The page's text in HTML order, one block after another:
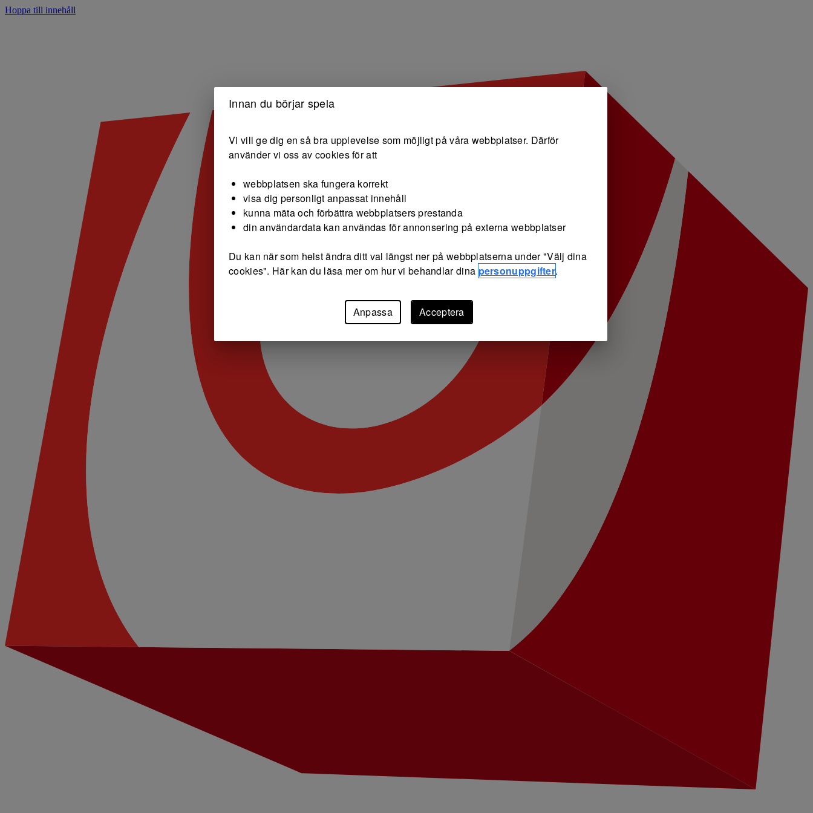
Hoppa till innehåll
Innan du börjar spela
Vi vill ge dig en så bra upplevelse som möjligt på våra webbplatser. Därför
använder vi oss av cookies för att
webbplatsen ska fungera korrekt
visa dig personligt anpassat innehåll
kunna mäta och förbättra webbplatsers prestanda
din användardata kan användas för annonsering på externa webbplatser
Du kan när som helst ändra ditt val längst ner på webbplatserna under "Välj dina
cookies". Här kan du läsa mer om hur vi behandlar dina personuppgifter.
Anpassa Acceptera